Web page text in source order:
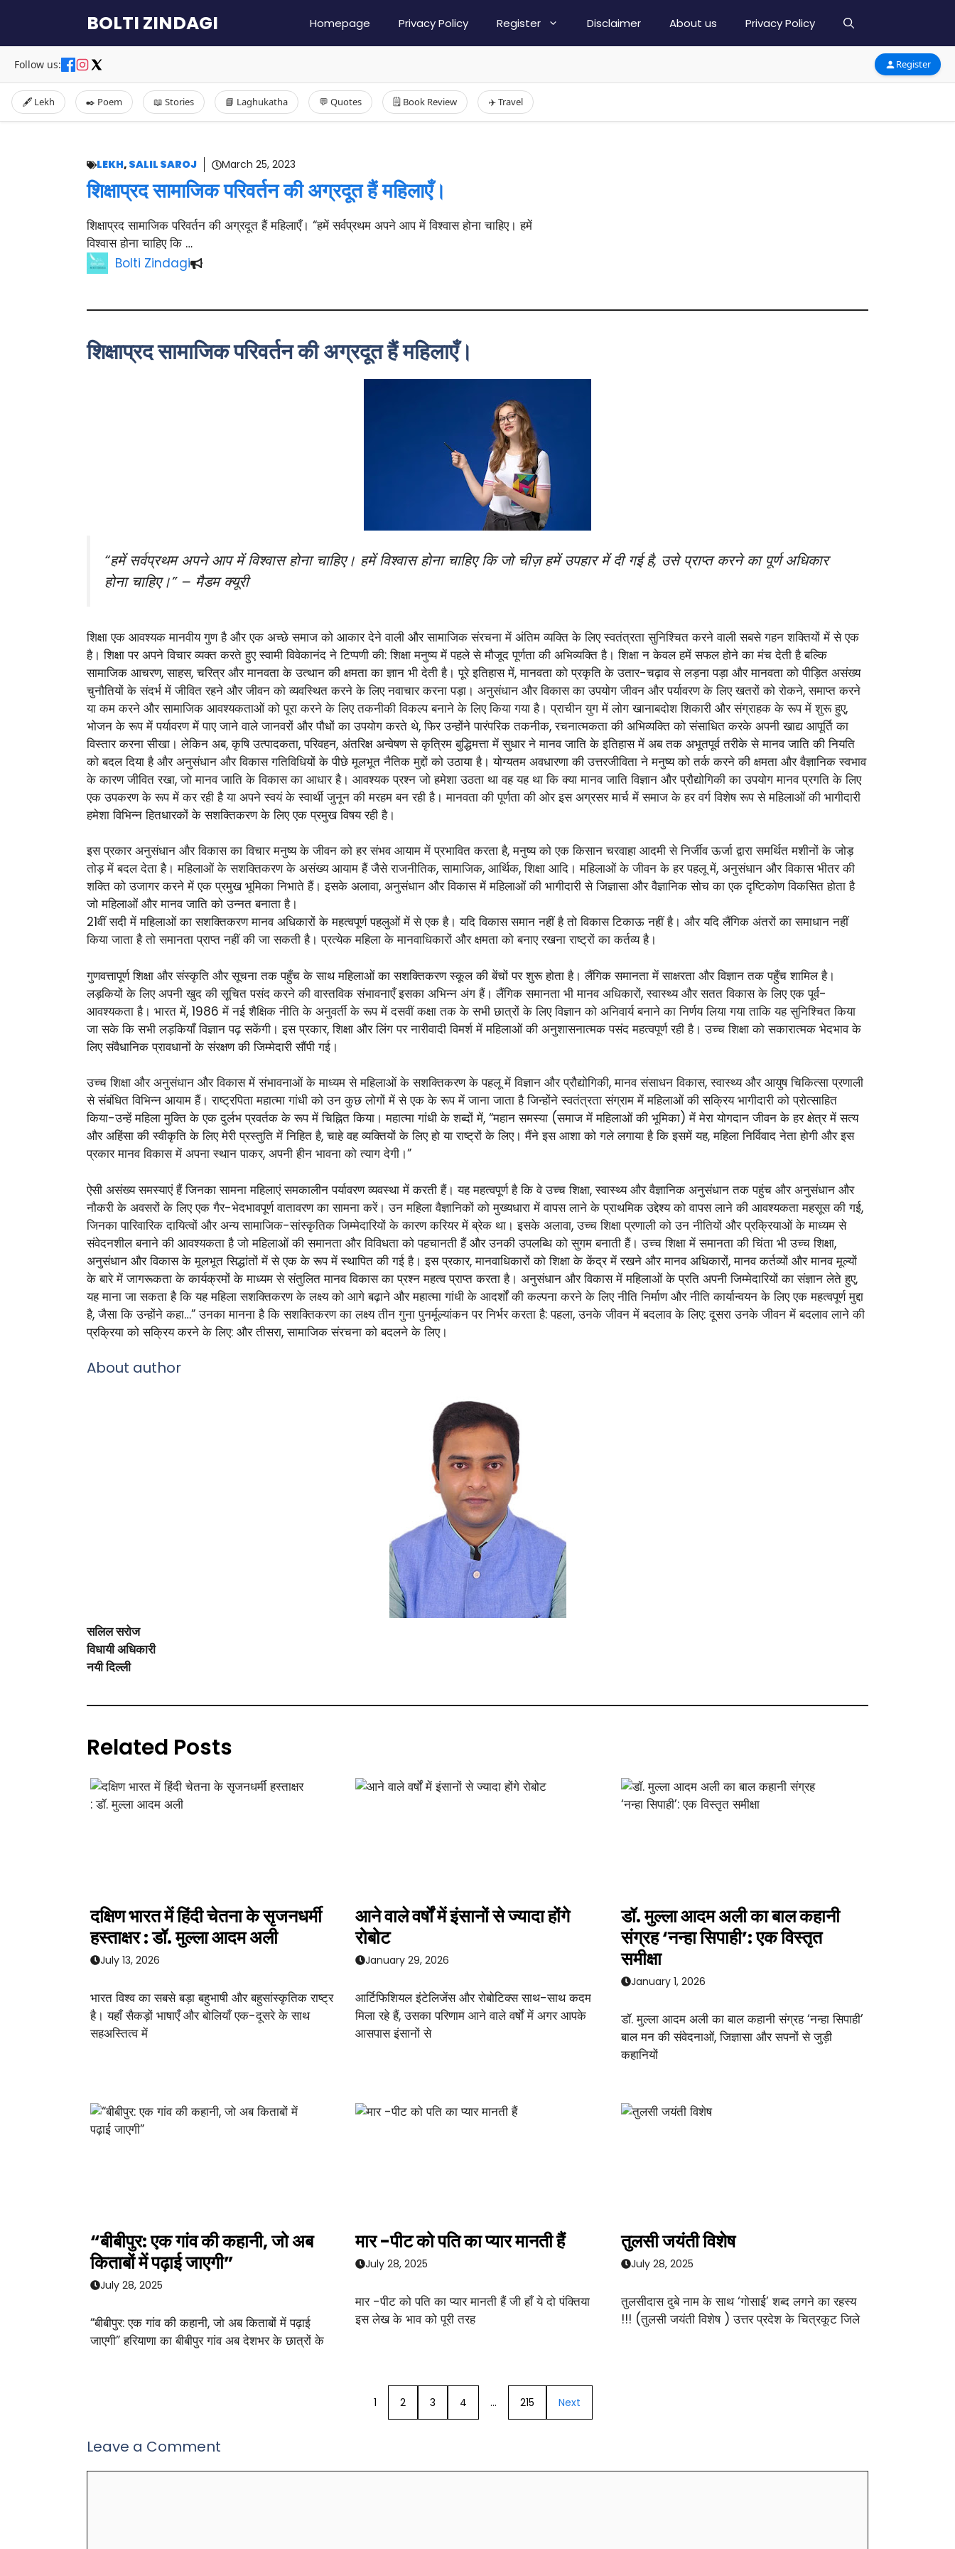
content
BOLTI ZINDAGI Homepage Privacy Policy Register Disclaimer About us Privacy Policy
Follow us: Register
🖋️ Lekh ✒️ Poem 📖 Stories 📘 Laghukatha 💬 Quotes 🗒️ Book Review ✈️ Travel
LEKH, SALIL SAROJ March 25, 2023
शिक्षाप्रद सामाजिक परिवर्तन की अग्रदूत हैं महिलाएँ।
शिक्षाप्रद सामाजिक परिवर्तन की अग्रदूत हैं महिलाएँ। “हमें सर्वप्रथम अपने आप में विश्वास होना चाहिए। हमें
विश्वास होना चाहिए कि …
Bolti Zindagi
शिक्षाप्रद सामाजिक परिवर्तन की अग्रदूत हैं महिलाएँ।
“हमें सर्वप्रथम अपने आप में विश्वास होना चाहिए। हमें विश्वास होना चाहिए कि जो चीज़ हमें उपहार में दी गई है, उसे प्राप्त करने का पूर्ण अधिकार
होना चाहिए।” – मैडम क्यूरी
शिक्षा एक आवश्यक मानवीय गुण है और एक अच्छे समाज को आकार देने वाली और सामाजिक संरचना में अंतिम व्यक्ति के लिए स्वतंत्रता सुनिश्चित करने वाली सबसे गहन शक्तियों में से एक
है। शिक्षा पर अपने विचार व्यक्त करते हुए स्वामी विवेकानंद ने टिप्पणी की: शिक्षा मनुष्य में पहले से मौजूद पूर्णता की अभिव्यक्ति है। शिक्षा न केवल हमें सफल होने का मंच देती है बल्कि
सामाजिक आचरण, साहस, चरित्र और मानवता के उत्थान की क्षमता का ज्ञान भी देती है। पूरे इतिहास में, मानवता को प्रकृति के उतार-चढ़ाव से लड़ना पड़ा और मानवता को पीड़ित असंख्य
चुनौतियों के संदर्भ में जीवित रहने और जीवन को व्यवस्थित करने के लिए नवाचार करना पड़ा। अनुसंधान और विकास का उपयोग जीवन और पर्यावरण के लिए खतरों को रोकने, समाप्त करने
या कम करने और सामाजिक आवश्यकताओं को पूरा करने के लिए तकनीकी विकल्प बनाने के लिए किया गया है। प्राचीन युग में लोग खानाबदोश शिकारी और संग्राहक के रूप में शुरू हुए,
भोजन के रूप में पर्यावरण में पाए जाने वाले जानवरों और पौधों का उपयोग करते थे, फिर उन्होंने पारंपरिक तकनीक, रचनात्मकता की अभिव्यक्ति को संसाधित करके अपनी खाद्य आपूर्ति का
विस्तार करना सीखा। लेकिन अब, कृषि उत्पादकता, परिवहन, अंतरिक्ष अन्वेषण से कृत्रिम बुद्धिमत्ता में सुधार ने मानव जाति के इतिहास में अब तक अभूतपूर्व तरीके से मानव जाति की नियति
को बदल दिया है और अनुसंधान और विकास गतिविधियों के पीछे मूलभूत नैतिक मुद्दों को उठाया है। योग्यतम अवधारणा की उत्तरजीविता ने मनुष्य को तर्क करने की क्षमता और वैज्ञानिक स्वभाव
के कारण जीवित रखा, जो मानव जाति के विकास का आधार है। आवश्यक प्रश्न जो हमेशा उठता था वह यह था कि क्या मानव जाति विज्ञान और प्रौद्योगिकी का उपयोग मानव प्रगति के लिए
एक उपकरण के रूप में कर रही है या अपने स्वयं के स्वार्थी जुनून की मरहम बन रही है। मानवता की पूर्णता की ओर इस अग्रसर मार्च में समाज के हर वर्ग विशेष रूप से महिलाओं की भागीदारी
हमेशा विभिन्न हितधारकों के सशक्तिकरण के लिए एक प्रमुख विषय रही है।
इस प्रकार अनुसंधान और विकास का विचार मनुष्य के जीवन को हर संभव आयाम में प्रभावित करता है, मनुष्य को एक किसान चरवाहा आदमी से निर्जीव ऊर्जा द्वारा समर्थित मशीनों के जोड़
तोड़ में बदल देता है। महिलाओं के सशक्तिकरण के असंख्य आयाम हैं जैसे राजनीतिक, सामाजिक, आर्थिक, शिक्षा आदि। महिलाओं के जीवन के हर पहलू में, अनुसंधान और विकास भीतर की
शक्ति को उजागर करने में एक प्रमुख भूमिका निभाते हैं। इसके अलावा, अनुसंधान और विकास में महिलाओं की भागीदारी से जिज्ञासा और वैज्ञानिक सोच का एक दृष्टिकोण विकसित होता है
जो महिलाओं और मानव जाति को उन्नत बनाता है।
21वीं सदी में महिलाओं का सशक्तिकरण मानव अधिकारों के महत्वपूर्ण पहलुओं में से एक है। यदि विकास समान नहीं है तो विकास टिकाऊ नहीं है। और यदि लैंगिक अंतरों का समाधान नहीं
किया जाता है तो समानता प्राप्त नहीं की जा सकती है। प्रत्येक महिला के मानवाधिकारों और क्षमता को बनाए रखना राष्ट्रों का कर्तव्य है।
गुणवत्तापूर्ण शिक्षा और संस्कृति और सूचना तक पहुँच के साथ महिलाओं का सशक्तिकरण स्कूल की बेंचों पर शुरू होता है। लैंगिक समानता में साक्षरता और विज्ञान तक पहुँच शामिल है।
लड़कियों के लिए अपनी खुद की सूचित पसंद करने की वास्तविक संभावनाएँ इसका अभिन्न अंग हैं। लैंगिक समानता भी मानव अधिकारों, स्वास्थ्य और सतत विकास के लिए एक पूर्व-
आवश्यकता है। भारत में, 1986 में नई शैक्षिक नीति के अनुवर्ती के रूप में दसवीं कक्षा तक के सभी छात्रों के लिए विज्ञान को अनिवार्य बनाने का निर्णय लिया गया ताकि यह सुनिश्चित किया
जा सके कि सभी लड़कियाँ विज्ञान पढ़ सकेंगी। इस प्रकार, शिक्षा और लिंग पर नारीवादी विमर्श में महिलाओं की अनुशासनात्मक पसंद महत्वपूर्ण रही है। उच्च शिक्षा को सकारात्मक भेदभाव के
लिए संवैधानिक प्रावधानों के संरक्षण की जिम्मेदारी सौंपी गई।
उच्च शिक्षा और अनुसंधान और विकास में संभावनाओं के माध्यम से महिलाओं के सशक्तिकरण के पहलू में विज्ञान और प्रौद्योगिकी, मानव संसाधन विकास, स्वास्थ्य और आयुष चिकित्सा प्रणाली
से संबंधित विभिन्न आयाम हैं। राष्ट्रपिता महात्मा गांधी को उन कुछ लोगों में से एक के रूप में जाना जाता है जिन्होंने स्वतंत्रता संग्राम में महिलाओं की सक्रिय भागीदारी को प्रोत्साहित
किया-उन्हें महिला मुक्ति के एक दुर्लभ प्रवर्तक के रूप में चिह्नित किया। महात्मा गांधी के शब्दों में, “महान समस्या (समाज में महिलाओं की भूमिका) में मेरा योगदान जीवन के हर क्षेत्र में सत्य
और अहिंसा की स्वीकृति के लिए मेरी प्रस्तुति में निहित है, चाहे वह व्यक्तियों के लिए हो या राष्ट्रों के लिए। मैंने इस आशा को गले लगाया है कि इसमें यह, महिला निर्विवाद नेता होगी और इस
प्रकार मानव विकास में अपना स्थान पाकर, अपनी हीन भावना को त्याग देगी।”
ऐसी असंख्य समस्याएं हैं जिनका सामना महिलाएं समकालीन पर्यावरण व्यवस्था में करती हैं। यह महत्वपूर्ण है कि वे उच्च शिक्षा, स्वास्थ्य और वैज्ञानिक अनुसंधान तक पहुंच और अनुसंधान और
नौकरी के अवसरों के लिए एक गैर-भेदभावपूर्ण वातावरण का सामना करें। उन महिला वैज्ञानिकों को मुख्यधारा में वापस लाने के प्राथमिक उद्देश्य को वापस लाने की आवश्यकता महसूस की गई,
जिनका पारिवारिक दायित्वों और अन्य सामाजिक-सांस्कृतिक जिम्मेदारियों के कारण करियर में ब्रेक था। इसके अलावा, उच्च शिक्षा प्रणाली को उन नीतियों और प्रक्रियाओं के माध्यम से
संवेदनशील बनाने की आवश्यकता है जो महिलाओं की समानता और विविधता को पहचानती हैं और उनकी उपलब्धि को सुगम बनाती हैं। उच्च शिक्षा में समानता की चिंता भी उच्च शिक्षा,
अनुसंधान और विकास के मूलभूत सिद्धांतों में से एक के रूप में स्थापित की गई है। इस प्रकार, मानवाधिकारों को शिक्षा के केंद्र में रखने और मानव अधिकारों, मानव कर्तव्यों और मानव मूल्यों
के बारे में जागरूकता के कार्यक्रमों के माध्यम से संतुलित मानव विकास का प्रश्न महत्व प्राप्त करता है। अनुसंधान और विकास में महिलाओं के प्रति अपनी जिम्मेदारियों का संज्ञान लेते हुए,
यह माना जा सकता है कि यह महिला सशक्तिकरण के लक्ष्य को आगे बढ़ाने और महात्मा गांधी के आदर्शों की कल्पना करने के लिए नीति निर्माण और नीति कार्यान्वयन के लिए एक महत्वपूर्ण मुद्दा
है, जैसा कि उन्होंने कहा…” उनका मानना है कि सशक्तिकरण का लक्ष्य तीन गुना पुनर्मूल्यांकन पर निर्भर करता है: पहला, उनके जीवन में बदलाव के लिए: दूसरा उनके जीवन में बदलाव लाने की
प्रक्रिया को सक्रिय करने के लिए: और तीसरा, सामाजिक संरचना को बदलने के लिए।
About author
सलिल सरोज
विधायी अधिकारी
नयी दिल्ली
Related Posts
दक्षिण भारत में हिंदी चेतना के सृजनधर्मी
हस्ताक्षर : डॉ. मुल्ला आदम अली
July 13, 2026
भारत विश्व का सबसे बड़ा बहुभाषी और बहुसांस्कृतिक राष्ट्र
है। यहाँ सैकड़ों भाषाएँ और बोलियाँ एक-दूसरे के साथ
सहअस्तित्व में
आने वाले वर्षों में इंसानों से ज्यादा होंगे
रोबोट
January 29, 2026
आर्टिफिशियल इंटेलिजेंस और रोबोटिक्स साथ-साथ कदम
मिला रहे हैं, उसका परिणाम आने वाले वर्षों में अगर आपके
आसपास इंसानों से
डॉ. मुल्ला आदम अली का बाल कहानी
संग्रह ‘नन्हा सिपाही’: एक विस्तृत
समीक्षा
January 1, 2026
डॉ. मुल्ला आदम अली का बाल कहानी संग्रह ‘नन्हा सिपाही’
बाल मन की संवेदनाओं, जिज्ञासा और सपनों से जुड़ी
कहानियों
“बीबीपुर: एक गांव की कहानी, जो अब
किताबों में पढ़ाई जाएगी”
July 28, 2025
“बीबीपुर: एक गांव की कहानी, जो अब किताबों में पढ़ाई
जाएगी” हरियाणा का बीबीपुर गांव अब देशभर के छात्रों के
मार -पीट को पति का प्यार मानती हैं
July 28, 2025
मार -पीट को पति का प्यार मानती हैं जी हाँ ये दो पंक्तिया
इस लेख के भाव को पूरी तरह
तुलसी जयंती विशेष
July 28, 2025
तुलसीदास दुबे नाम के साथ ‘गोसाई’ शब्द लगने का रहस्य
!!! (तुलसी जयंती विशेष ) उत्तर प्रदेश के चित्रकूट जिले
1 2 3 4 … 215 Next
Leave a Comment